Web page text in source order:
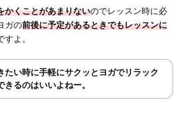
かくことがあまりないのでレッスン時に必
ガの前後に予定があるときでもレッスンに
よ。
たい時に手軽にサクッとヨガでリラック
きるのはいいよねー。